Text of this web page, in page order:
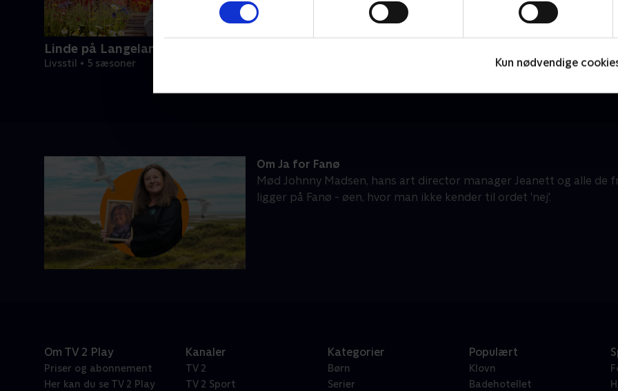
Kun nødvendige
Linde på Langeland
Livsstil • 5 sæsoner
Om Ja for Fanø
Mød Johnny Madsen, hans art director manager Jeanett og alle de
ligger på Fanø - øen, hvor man ikke kender til ordet 'nej'.
Om TV 2 Play
Priser og abonnement
Her kan du se TV 2 Play
Kanaler
TV 2
TV 2 Sport
Kategorier
Børn
Serier
Populært
Klovn
Badehotellet